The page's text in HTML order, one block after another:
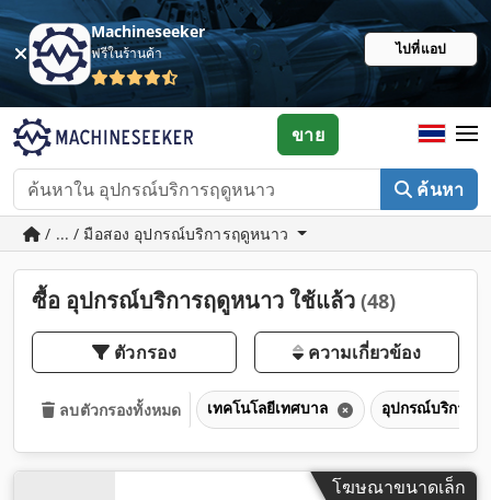
Machineseeker
ฟรีในร้านค้า ไปที่แอป
ค้นหา
ขาย
/ ... / มือสอง อุปกรณ์บริการฤดูหนาว
ซื้อ อุปกรณ์บริการฤดูหนาว ใช้แล้ว (48)
ตัวกรอง ความเกี่ยวข้อง
ลบตัวกรองทั้งหมด เทคโนโลยีเทศบาล อุปกรณ์บริการฤ
โฆษณาขนาดเล็ก